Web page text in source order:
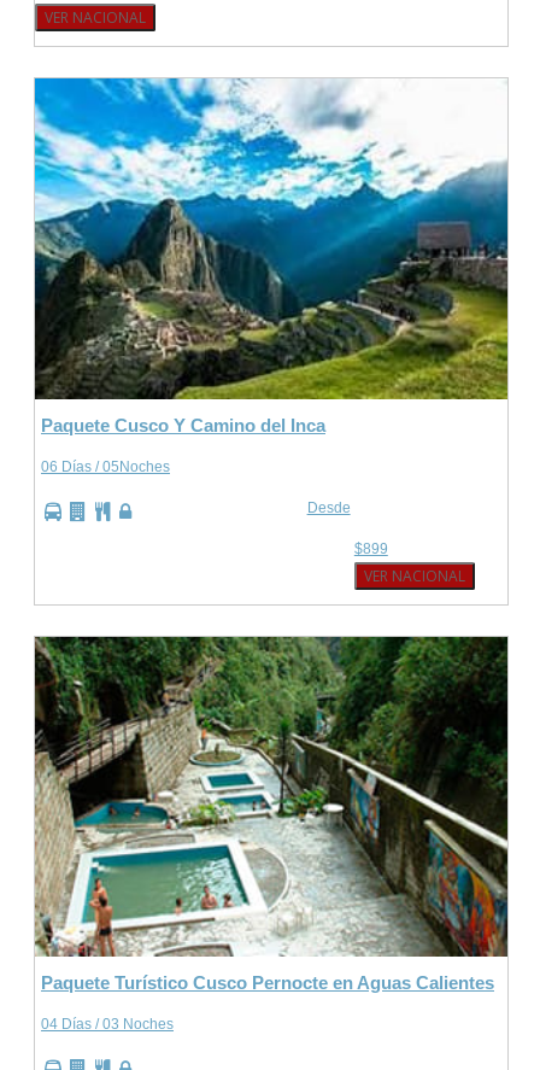
VER NACIONAL
Paquete Cusco Y Camino del Inca
06 Días / 05Noches
Desde
$899
VER NACIONAL
Paquete Turístico Cusco Pernocte en Aguas Calientes
04 Días / 03 Noches